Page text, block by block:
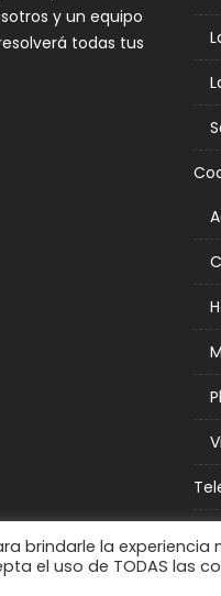
y un equipo
todas tus
brindarle la
el uso de TODAS las